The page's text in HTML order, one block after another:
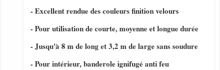
- Excellent rendue des couleurs finition velours
- Pour utilisation de courte, moyenne et longue durée
- Jusqu'à 8 m de long et 3,2 m de large sans soudure
- Pour intérieur, banderole ignifugé anti feu